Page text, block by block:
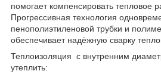
помогает компенсировать тепловое
Прогрессивная технология
пенополиэтиленовой трубки и
обеспечивает надёжную сварку
Теплоизоляция с внутренним
утеплить: